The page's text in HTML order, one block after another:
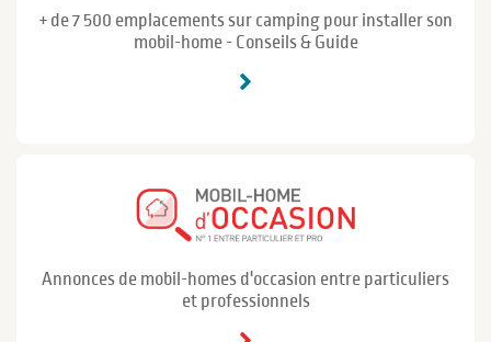
+ de 7 500 emplacements sur camping pour installer son
mobil-home - Conseils & Guide
Annonces de mobil-homes d'occasion entre particuliers
et professionnels